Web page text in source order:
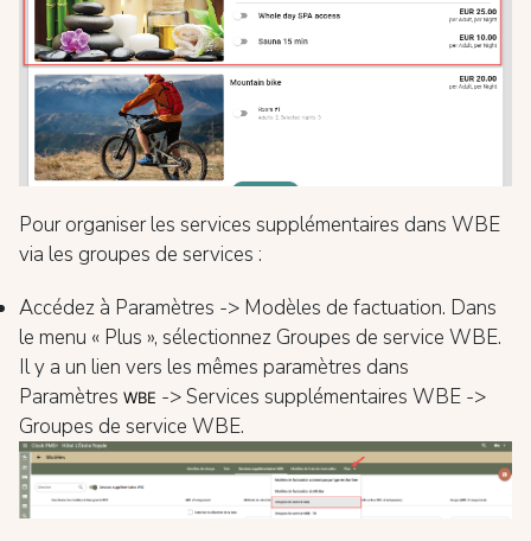
Pour organiser les services supplémentaires dans WBE
via les groupes de services :
Accédez à Paramètres -> Modèles de factuation. Dans
le menu « Plus », sélectionnez Groupes de service WBE.
Il y a un lien vers les mêmes paramètres dans
Paramètres WBE -> Services supplémentaires WBE ->
Groupes de service WBE.